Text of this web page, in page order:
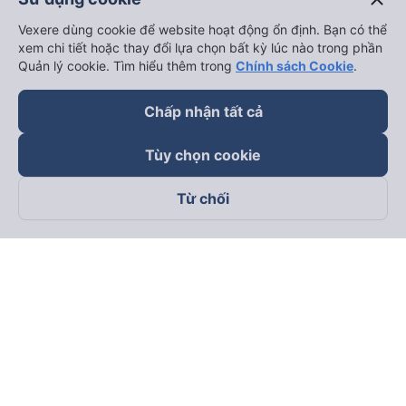
Theo dõi chúng tôi trên
Vexere dùng cookie để website hoạt động ổn định. Bạn có thể
xem chi tiết hoặc thay đổi lựa chọn bất kỳ lúc nào trong phần
Quản lý cookie. Tìm hiểu thêm trong Chính sách Cookie.
Chấp nhận tất cả
Tùy chọn cookie
Từ chối